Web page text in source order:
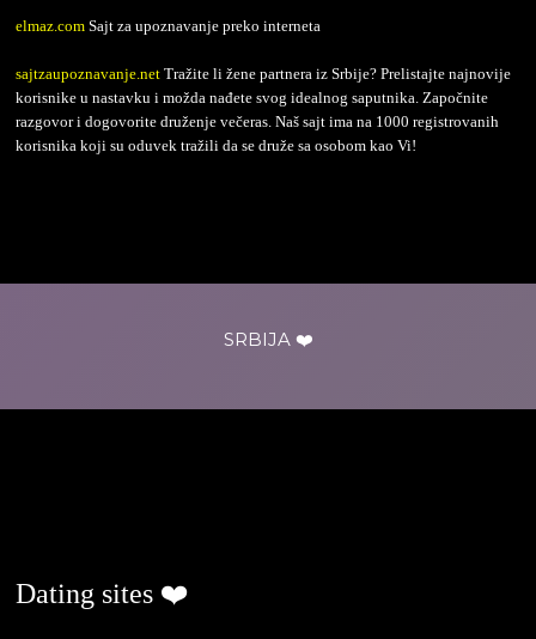
elmaz.com Sajt za upoznavanje preko interneta
sajtzaupoznavanje.net Tražite li žene partnera iz Srbije? Prelistajte najnovije
korisnike u nastavku i možda nađete svog idealnog saputnika. Započnite
razgovor i dogovorite druženje večeras. Naš sajt ima na 1000 registrovanih
korisnika koji su oduvek tražili da se druže sa osobom kao Vi!
SRBIJA ❤️
Dating sites ❤️